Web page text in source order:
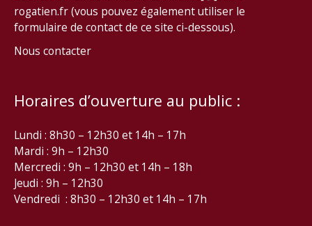
rogatien.fr (vous pouvez également utiliser le
formulaire de contact de ce site ci-dessous).
Nous contacter
Horaires d’ouverture au public :
Lundi : 8h30 – 12h30 et 14h – 17h
Mardi : 9h – 12h30
Mercredi : 9h – 12h30 et 14h – 18h
Jeudi : 9h – 12h30
Vendredi : 8h30 – 12h30 et 14h – 17h